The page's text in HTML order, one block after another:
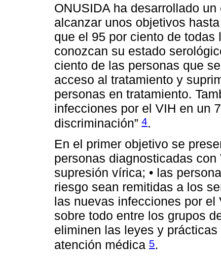
ONUSIDA ha desarrollado
alcanzar unos objetivos
que el 95 por ciento de
conozcan su estado
ciento de las personas que
acceso al tratamiento y
personas en tratamiento.
infecciones por el VIH en un
discriminación” 4.
En el primer objetivo se
personas diagnosticadas
supresión vírica; • las
riesgo sean remitidas a los
las nuevas infecciones por
sobre todo entre los grupos
eliminen las leyes y
atención médica 5.